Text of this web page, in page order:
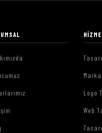
Marka
Logo
Web